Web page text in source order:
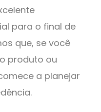
para o final de
que, se você
produto ou
a planejar